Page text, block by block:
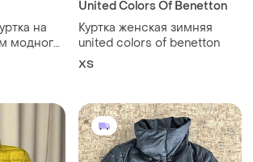
на
модного
clotnes
United Colors Of Benetton
Куртка женская зимняя
united colors of benetton
ХS